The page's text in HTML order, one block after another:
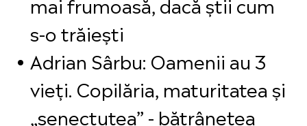
s-o trăiești
Adrian Sârbu: Oamenii au 3
vieți. Copilăria, maturitatea și
„senectutea” - bătrânețea